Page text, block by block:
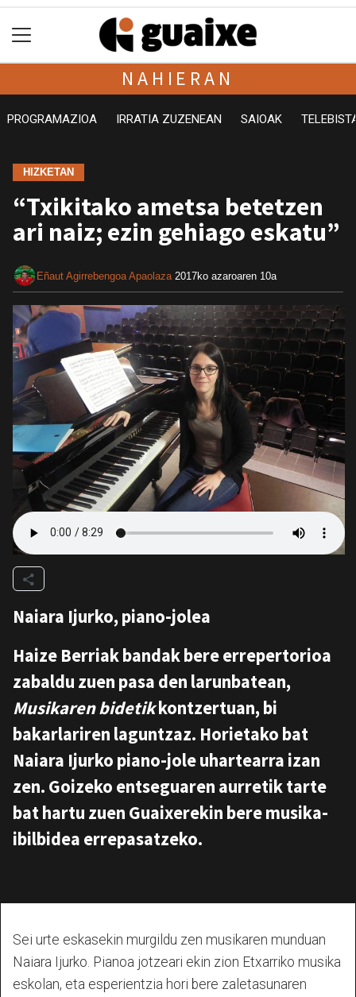
NAHIERAN
PROGRAMAZIOA IRRATIA ZUZENEAN SAIOAK
HIZKETAN
“Txikitako ametsa betetzen
ari naiz; ezin gehiago eskatu”
Eñaut Agirrebengoa Apaolaza 2017ko azaroaren 10a
Naiara Ijurko, piano-jolea
Haize Berriak bandak bere errepertorioa
zabaldu zuen pasa den larunbatean,
Musikaren bidetikkontzertuan, bi
bakarlariren laguntzaz. Horietako bat
Naiara Ijurko piano-jole uhartearra izan
zen. Goizeko entseguaren aurretik tarte
bat hartu zuen Guaixerekin bere musika-
ibilbidea errepasatzeko.
Sei urte eskasekin murgildu zen musikaren munduan
Naiara Ijurko. Pianoa jotzeari ekin zion Etxarriko musika
eskolan, eta esperientzia hori bere zaletasunaren